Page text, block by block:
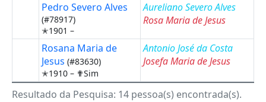
Pedro Severo Alves
(#78917)
✭1901 –
Aureliano Severo Alves
Rosa Maria de Jesus
Rosana Maria de
Jesus (#83630)
✭1910 – ✟Sim
Antonio José da Costa
Josefa Maria de Jesus
Resultado da Pesquisa: 14 pessoa(s) encontrada(s).